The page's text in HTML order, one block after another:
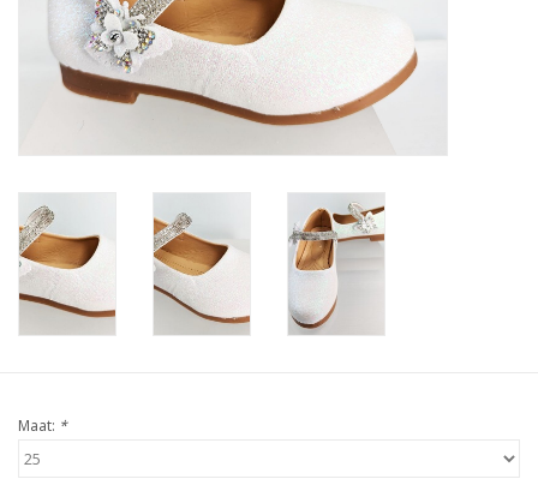
Private Shopping
Maat: *